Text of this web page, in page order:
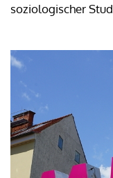
soziologischer